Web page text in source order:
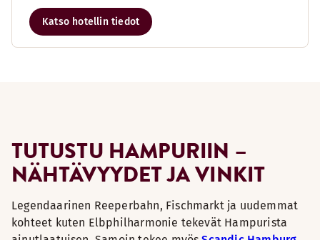
Katso hotellin tiedot
TUTUSTU HAMPURIIN –
NÄHTÄVYYDET JA VINKIT
Legendaarinen Reeperbahn, Fischmarkt ja uudemmat
kohteet kuten Elbphilharmonie tekevät Hampurista